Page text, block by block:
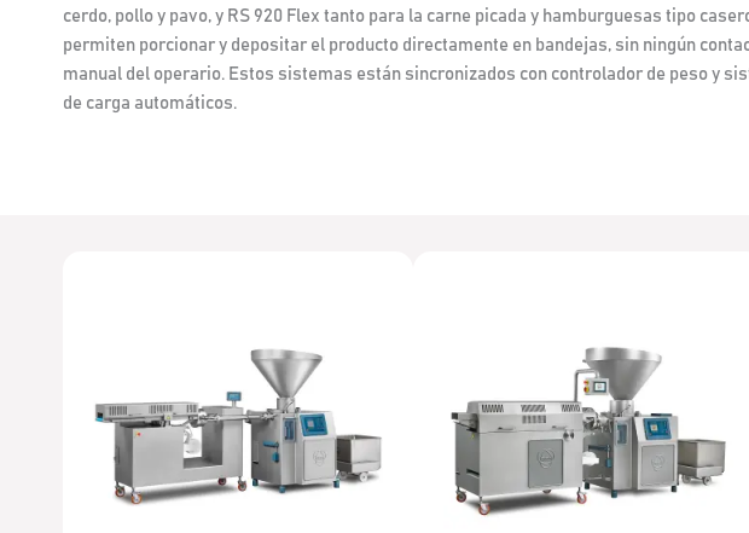
cerdo, pollo y pavo, y RS 920 Flex tanto para la carne picada y hamburguesas tipo
permiten porcionar y depositar el producto directamente en bandejas, sin ningún
manual del operario. Estos sistemas están sincronizados con controlador de peso y
de carga automáticos.